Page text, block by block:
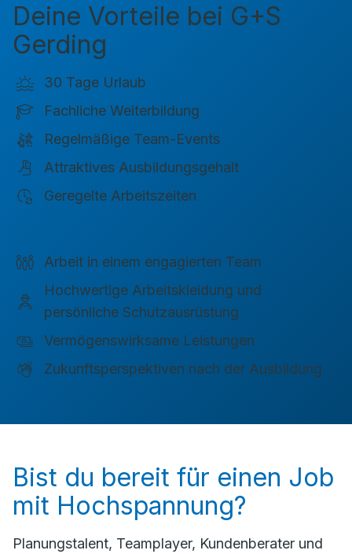
Deine Vorteile bei G+S
Gerding
30 Tage Urlaub
Fachliche Weiterbildung
Regelmäßige Team-Events
Attraktives Ausbildungsgehalt
Geregelte Arbeitszeiten
Arbeit in einem engagierten Team
Hochwertige Arbeitskleidung und
persönliche Schutzausrüstung
Vermögenswirksame Leistungen
Zukunftsperspektiven nach der Ausbildung
Bist du bereit für einen Job
mit Hochspannung?
Planungstalent, Teamplayer, Kundenberater und